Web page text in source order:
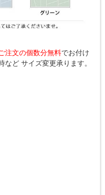
注文の個数分無料でお付け
ど サイズ変更承ります。